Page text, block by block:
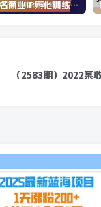
杨名商业IP孵化训练营，从商业到内容到转化一站式学 价值5980元
（2583期）2022某